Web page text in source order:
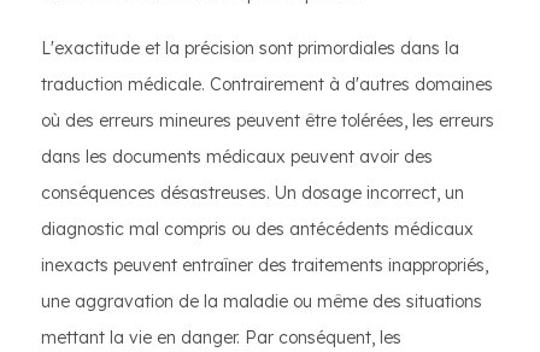
L'exactitude et la précision sont primordiales dans la
traduction médicale. Contrairement à d'autres domaines
où des erreurs mineures peuvent être tolérées, les erreurs
dans les documents médicaux peuvent avoir des
conséquences désastreuses. Un dosage incorrect, un
diagnostic mal compris ou des antécédents médicaux
inexacts peuvent entraîner des traitements inappropriés,
une aggravation de la maladie ou même des situations
mettant la vie en danger. Par conséquent, les